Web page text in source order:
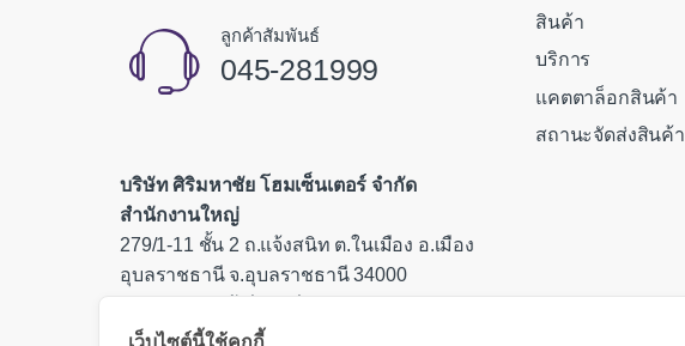
ลูกค้าสัมพันธ์
045-281999
บริษัท ศิริมหาชัย โฮมเซ็นเตอร์ จำกัด
สำนักงานใหญ่
279/1-11 ชั้น 2 ถ.แจ้งสนิท ต.ในเมือง อ.เมือง
อุบลราชธานี จ.อุบลราชธานี 34000
สินค้า
บริการ
แคตตาล็อกสินค้า
สถานะจัดส่งสินค้า
เว็บไซต์นี้ใช้คุกกี้